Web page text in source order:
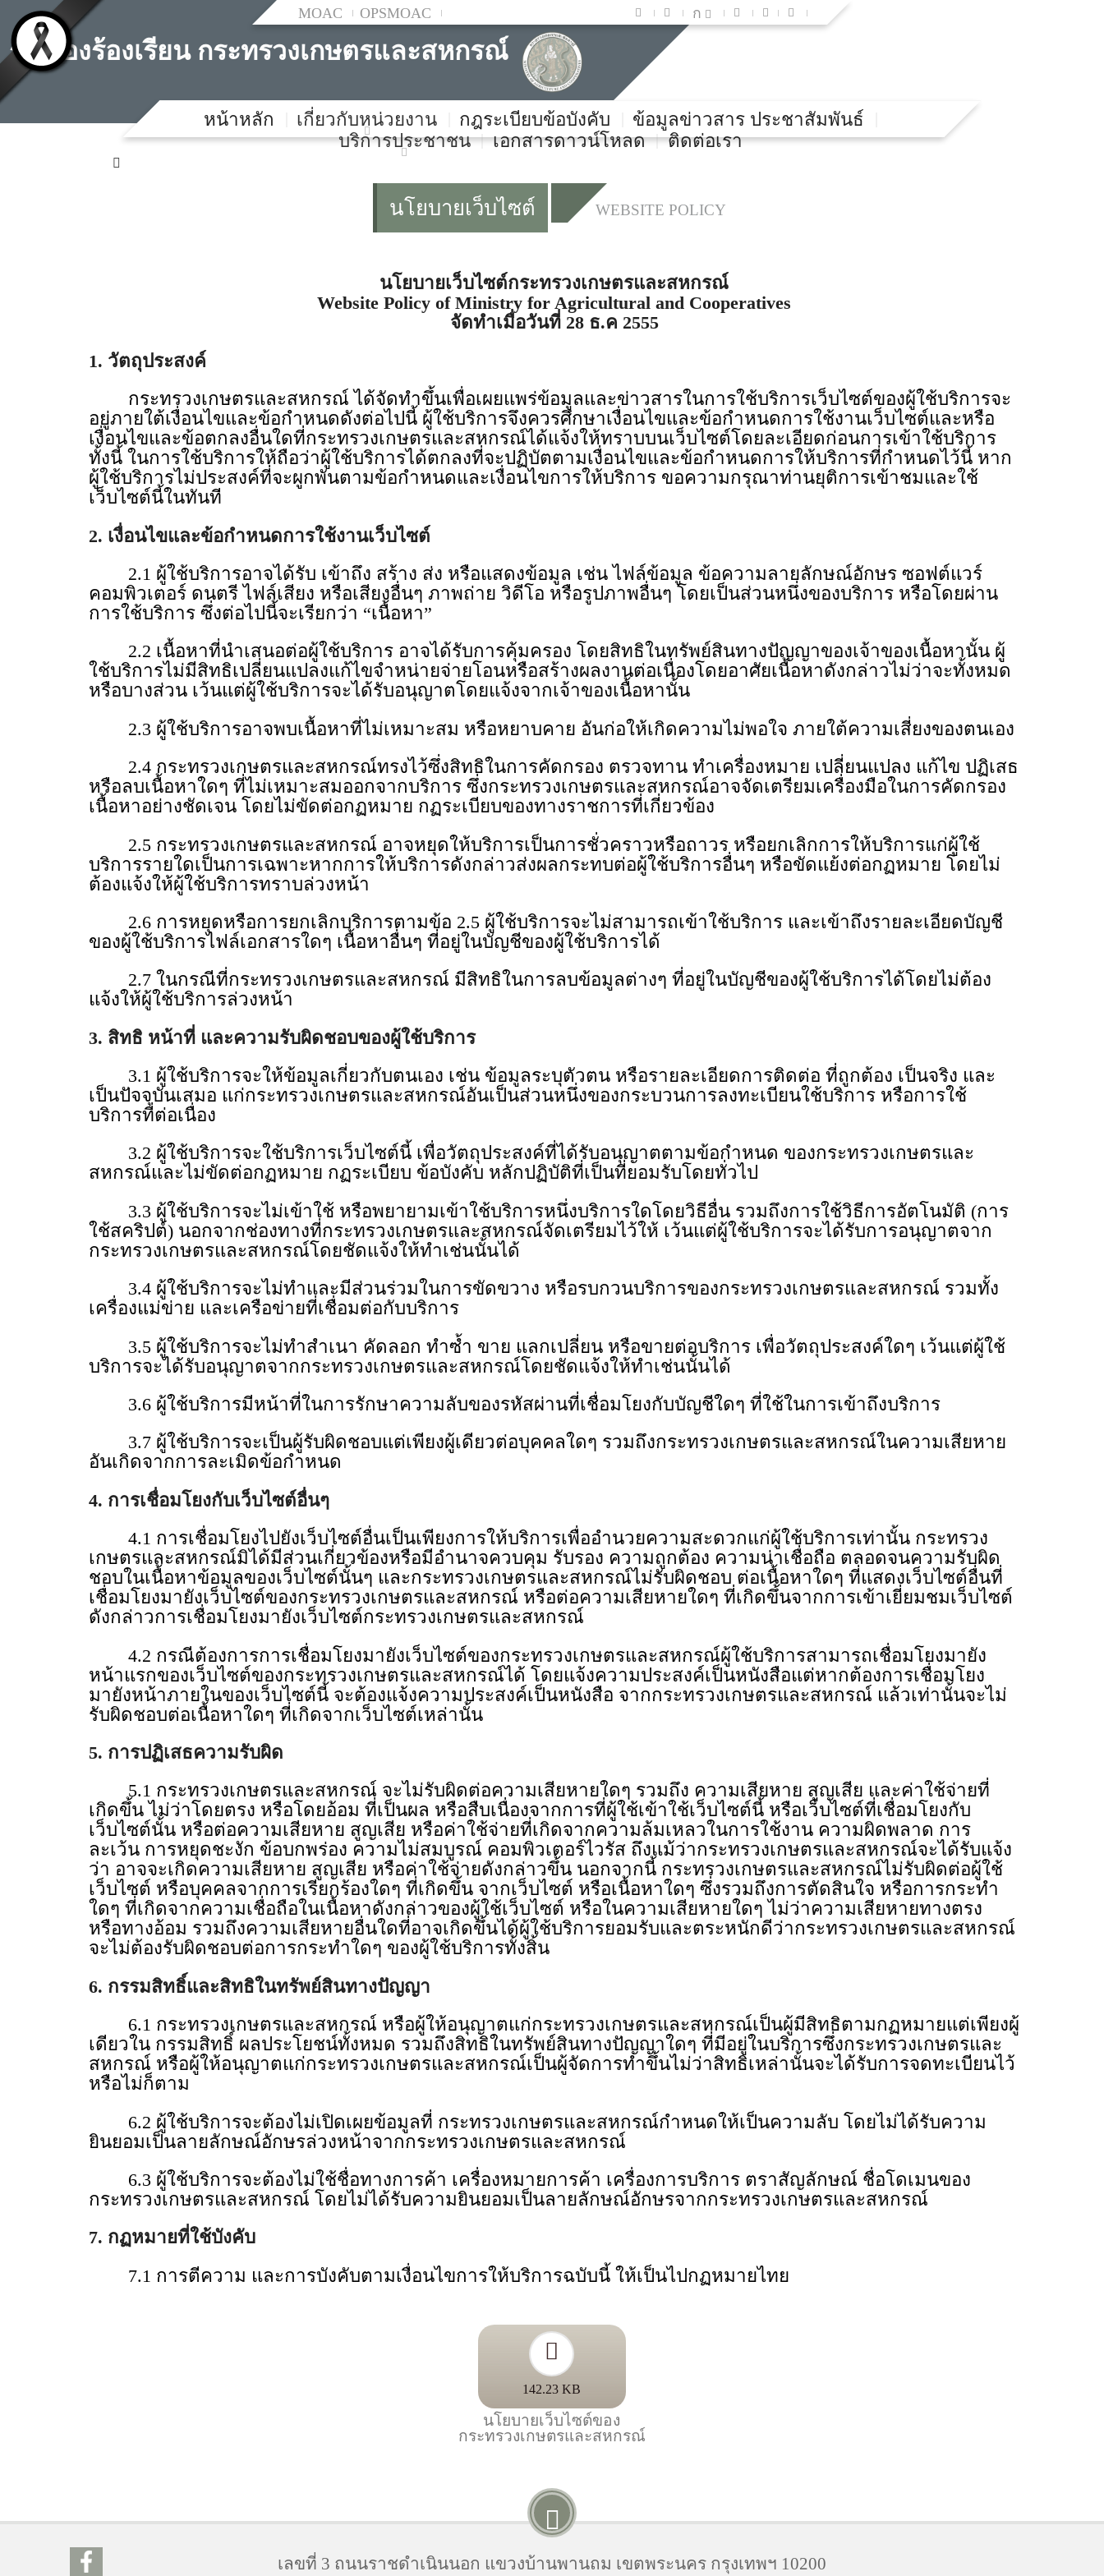
MOAC OPSMOAC ก
รับเรื่องร้องเรียน กระทรวงเกษตรและสหกรณ์
หน้าหลัก เกี่ยวกับหน่วยงาน กฎระเบียบข้อบังคับ
ข้อมูลข่าวสาร ประชาสัมพันธ์
บริการประชาชน
เอกสารดาวน์โหลด ติดต่อเรา
นโยบายเว็บไซต์ WEBSITE POLICY
นโยบายเว็บไซต์กระทรวงเกษตรและสหกรณ์
Website Policy of Ministry for Agricultural and Cooperatives
จัดทำเมื่อวันที่ 28 ธ.ค 2555
1. วัตถุประสงค์
กระทรวงเกษตรและสหกรณ์ ได้จัดทําขึ้นเพื่อเผยแพร่ข้อมูลและข่าวสารในการใช้บริการเว็บไซต์ของผู้ใช้บริการจะ
อยู่ภายใต้เงื่อนไขและข้อกําหนดดังต่อไปนี้ ผู้ใช้บริการจึงควรศึกษาเงื่อนไขและข้อกําหนดการใช้งานเว็บไซต์และหรือ
เงื่อนไขและข้อตกลงอื่นใดที่กระทรวงเกษตรและสหกรณ์ได้แจ้งให้ทราบบนเว็บไซต์โดยละเอียดก่อนการเข้าใช้บริการ
ทั้งนี้ ในการใช้บริการให้ถือว่าผู้ใช้บริการได้ตกลงที่จะปฏิบัตตามเงื่อนไขและข้อกําหนดการให้บริการที่กําหนดไว้นี้ หาก
ผู้ใช้บริการไม่ประสงค์ที่จะผูกพันตามข้อกําหนดและเงื่อนไขการให้บริการ ขอความกรุณาท่านยุติการเข้าชมและใช้
เว็บไซต์นี้ในทันที
2. เงื่อนไขและข้อกําหนดการใช้งานเว็บไซต์
2.1 ผู้ใช้บริการอาจได้รับ เข้าถึง สร้าง ส่ง หรือแสดงข้อมูล เช่น ไฟล์ข้อมูล ข้อความลายลักษณ์อักษร ซอฟต์แวร์
คอมพิวเตอร์ ดนตรี ไฟล์เสียง หรือเสียงอื่นๆ ภาพถ่าย วิดีโอ หรือรูปภาพอื่นๆ โดยเป็นส่วนหนึ่งของบริการ หรือโดยผ่าน
การใช้บริการ ซึ่งต่อไปนี้จะเรียกว่า “เนื้อหา”
2.2 เนื้อหาที่นําเสนอต่อผู้ใช้บริการ อาจได้รับการคุ้มครอง โดยสิทธิในทรัพย์สินทางปัญญาของเจ้าของเนื้อหานั้น ผู้
ใช้บริการไม่มีสิทธิเปลี่ยนแปลงแก้ไขจําหน่ายจ่ายโอนหรือสร้างผลงานต่อเนื่องโดยอาศัยเนื้อหาดังกล่าวไม่ว่าจะทั้งหมด
หรือบางส่วน เว้นแต่ผู้ใช้บริการจะได้รับอนุญาตโดยแจ้งจากเจ้าของเนื้อหานั้น
2.3 ผู้ใช้บริการอาจพบเนื้อหาที่ไม่เหมาะสม หรือหยาบคาย อันก่อให้เกิดความไม่พอใจ ภายใต้ความเสี่ยงของตนเอง
2.4 กระทรวงเกษตรและสหกรณ์ทรงไว้ซึ่งสิทธิในการคัดกรอง ตรวจทาน ทําเครื่องหมาย เปลี่ยนแปลง แก้ไข ปฏิเสธ
หรือลบเนื้อหาใดๆ ที่ไม่เหมาะสมออกจากบริการ ซึ่งกระทรวงเกษตรและสหกรณ์อาจจัดเตรียมเครื่องมือในการคัดกรอง
เนื้อหาอย่างชัดเจน โดยไม่ขัดต่อกฏหมาย กฏระเบียบของทางราชการที่เกี่ยวข้อง
2.5 กระทรวงเกษตรและสหกรณ์ อาจหยุดให้บริการเป็นการชั่วคราวหรือถาวร หรือยกเลิกการให้บริการแก่ผู้ใช้
บริการรายใดเป็นการเฉพาะหากการให้บริการดังกล่าวส่งผลกระทบต่อผู้ใช้บริการอื่นๆ หรือขัดแย้งต่อกฏหมาย โดยไม่
ต้องแจ้งให้ผู้ใช้บริการทราบล่วงหน้า
2.6 การหยุดหรือการยกเลิกบริการตามข้อ 2.5 ผู้ใช้บริการจะไม่สามารถเข้าใช้บริการ และเข้าถึงรายละเอียดบัญชี
ของผู้ใช้บริการไฟล์เอกสารใดๆ เนื้อหาอื่นๆ ที่อยู่ในบัญชีของผู้ใช้บริการได้
2.7 ในกรณีที่กระทรวงเกษตรและสหกรณ์ มีสิทธิในการลบข้อมูลต่างๆ ที่อยู่ในบัญชีของผู้ใช้บริการได้โดยไม่ต้อง
แจ้งให้ผู้ใช้บริการล่วงหน้า
3. สิทธิ หน้าที่ และความรับผิดชอบของผู้ใช้บริการ
3.1 ผู้ใช้บริการจะให้ข้อมูลเกี่ยวกับตนเอง เช่น ข้อมูลระบุตัวตน หรือรายละเอียดการติดต่อ ที่ถูกต้อง เป็นจริง และ
เป็นปัจจุบันเสมอ แก่กระทรวงเกษตรและสหกรณ์อันเป็นส่วนหนึ่งของกระบวนการลงทะเบียนใช้บริการ หรือการใช้
บริการที่ต่อเนื่อง
3.2 ผู้ใช้บริการจะใช้บริการเว็บไซต์นี้ เพื่อวัตถุประสงค์ที่ได้รับอนุญาตตามข้อกําหนด ของกระทรวงเกษตรและ
สหกรณ์และไม่ขัดต่อกฏหมาย กฏระเบียบ ข้อบังคับ หลักปฏิบัติที่เป็นที่ยอมรับโดยทั่วไป
3.3 ผู้ใช้บริการจะไม่เข้าใช้ หรือพยายามเข้าใช้บริการหนึ่งบริการใดโดยวิธีอื่น รวมถึงการใช้วิธีการอัตโนมัติ (การ
ใช้สคริปต์) นอกจากช่องทางที่กระทรวงเกษตรและสหกรณ์จัดเตรียมไว้ให้ เว้นแต่ผู้ใช้บริการจะได้รับการอนุญาตจาก
กระทรวงเกษตรและสหกรณ์โดยชัดแจ้งให้ทำเช่นนั้นได้
3.4 ผู้ใช้บริการจะไม่ทําและมีส่วนร่วมในการขัดขวาง หรือรบกวนบริการของกระทรวงเกษตรและสหกรณ์ รวมทั้ง
เครื่องแม่ข่าย และเครือข่ายที่เชื่อมต่อกับบริการ
3.5 ผู้ใช้บริการจะไม่ทําสําเนา คัดลอก ทําซ้ำ ขาย แลกเปลี่ยน หรือขายต่อบริการ เพื่อวัตถุประสงค์ใดๆ เว้นแต่ผู้ใช้
บริการจะได้รับอนุญาตจากกระทรวงเกษตรและสหกรณ์โดยชัดแจ้งให้ทําเช่นนั้นได้
3.6 ผู้ใช้บริการมีหน้าที่ในการรักษาความลับของรหัสผ่านที่เชื่อมโยงกับบัญชีใดๆ ที่ใช้ในการเข้าถึงบริการ
3.7 ผู้ใช้บริการจะเป็นผู้รับผิดชอบแต่เพียงผู้เดียวต่อบุคคลใดๆ รวมถึงกระทรวงเกษตรและสหกรณ์ในความเสียหาย
อันเกิดจากการละเมิดข้อกําหนด
4. การเชื่อมโยงกับเว็บไซต์อื่นๆ
4.1 การเชื่อมโยงไปยังเว็บไซต์อื่นเป็นเพียงการให้บริการเพื่ออํานวยความสะดวกแก่ผู้ใช้บริการเท่านั้น กระทรวง
เกษตรและสหกรณ์มิได้มีส่วนเกี่ยวข้องหรือมีอํานาจควบคุม รับรอง ความถูกต้อง ความน่าเชื่อถือ ตลอดจนความรับผิด
ชอบในเนื้อหาข้อมูลของเว็บไซต์นั้นๆ และกระทรวงเกษตรและสหกรณ์ไม่รับผิดชอบ ต่อเนื้อหาใดๆ ที่แสดงเว็บไซต์อื่นที่
เชื่อมโยงมายังเว็บไซต์ของกระทรวงเกษตรและสหกรณ์ หรือต่อความเสียหายใดๆ ที่เกิดขึ้นจากการเข้าเยี่ยมชมเว็บไซต์
ดังกล่าวการเชื่อมโยงมายังเว็บไซต์กระทรวงเกษตรและสหกรณ์
4.2 กรณีต้องการการเชื่อมโยงมายังเว็บไซต์ของกระทรวงเกษตรและสหกรณ์ผู้ใช้บริการสามารถเชื่อมโยงมายัง
หน้าแรกของเว็บไซต์ของกระทรวงเกษตรและสหกรณ์ได้ โดยแจ้งความประสงค์เป็นหนังสือแต่หากต้องการเชื่อมโยง
มายังหน้าภายในของเว็บไซต์นี้ จะต้องแจ้งความประสงค์เป็นหนังสือ จากกระทรวงเกษตรและสหกรณ์ แล้วเท่านั้นจะไม่
รับผิดชอบต่อเนื้อหาใดๆ ที่เกิดจากเว็บไซต์เหล่านั้น
5. การปฏิเสธความรับผิด
5.1 กระทรวงเกษตรและสหกรณ์ จะไม่รับผิดต่อความเสียหายใดๆ รวมถึง ความเสียหาย สูญเสีย และค่าใช้จ่ายที่
เกิดขึ้น ไม่ว่าโดยตรง หรือโดยอ้อม ที่เป็นผล หรือสืบเนื่องจากการที่ผู้ใช้เข้าใช้เว็บไซต์นี้ หรือเว็บไซต์ที่เชื่อมโยงกับ
เว็บไซต์นั้น หรือต่อความเสียหาย สูญเสีย หรือค่าใช้จ่ายที่เกิดจากความล้มเหลวในการใช้งาน ความผิดพลาด การ
ละเว้น การหยุดชะงัก ข้อบกพร่อง ความไม่สมบูรณ์ คอมพิวเตอร์ไวรัส ถึงแม้ว่ากระทรวงเกษตรและสหกรณ์จะได้รับแจ้ง
ว่า อาจจะเกิดความเสียหาย สูญเสีย หรือค่าใช้จ่ายดังกล่าวขึ้น นอกจากนี้ กระทรวงเกษตรและสหกรณ์ไม่รับผิดต่อผู้ใช้
เว็บไซต์ หรือบุคคลจากการเรียกร้องใดๆ ที่เกิดขึ้น จากเว็บไซต์ หรือเนื้อหาใดๆ ซึ่งรวมถึงการตัดสินใจ หรือการกระทํา
ใดๆ ที่เกิดจากความเชื่อถือในเนื้อหาดังกล่าวของผู้ใช้เว็บไซต์ หรือในความเสียหายใดๆ ไม่ว่าความเสียหายทางตรง
หรือทางอ้อม รวมถึงความเสียหายอื่นใดที่อาจเกิดขึ้นได้ผู้ใช้บริการยอมรับและตระหนักดีว่ากระทรวงเกษตรและสหกรณ์
จะไม่ต้องรับผิดชอบต่อการกระทําใดๆ ของผู้ใช้บริการทั้งสิ้น
6. กรรมสิทธิ์และสิทธิในทรัพย์สินทางปัญญา
6.1 กระทรวงเกษตรและสหกรณ์ หรือผู้ให้อนุญาตแก่กระทรวงเกษตรและสหกรณ์เป็นผู้มีสิทธิตามกฏหมายแต่เพียงผู้
เดียวใน กรรมสิทธิ์ ผลประโยชน์ทั้งหมด รวมถึงสิทธิในทรัพย์สินทางปัญญาใดๆ ที่มีอยู่ในบริการซึ่งกระทรวงเกษตรและ
สหกรณ์ หรือผู้ให้อนุญาตแก่กระทรวงเกษตรและสหกรณ์เป็นผู้จัดการทําขึ้นไม่ว่าสิทธิเหล่านั้นจะได้รับการจดทะเบียนไว้
หรือไม่ก็ตาม
6.2 ผู้ใช้บริการจะต้องไม่เปิดเผยข้อมูลที่ กระทรวงเกษตรและสหกรณ์กําหนดให้เป็นความลับ โดยไม่ได้รับความ
ยินยอมเป็นลายลักษณ์อักษรล่วงหน้าจากกระทรวงเกษตรและสหกรณ์
6.3 ผู้ใช้บริการจะต้องไม่ใช้ชื่อทางการค้า เครื่องหมายการค้า เครื่องการบริการ ตราสัญลักษณ์ ชื่อโดเมนของ
กระทรวงเกษตรและสหกรณ์ โดยไม่ได้รับความยินยอมเป็นลายลักษณ์อักษรจากกระทรวงเกษตรและสหกรณ์
7. กฏหมายที่ใช้บังคับ
7.1 การตีความ และการบังคับตามเงื่อนไขการให้บริการฉบับนี้ ให้เป็นไปกฏหมายไทย
142.23 KB
นโยบายเว็บไซต์ของ
กระทรวงเกษตรและสหกรณ์
เลขที่ 3 ถนนราชดำเนินนอก แขวงบ้านพานถม เขตพระนคร กรุงเทพฯ 10200